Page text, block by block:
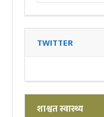
TWITTER
शाश्वत स्वास्थ्य